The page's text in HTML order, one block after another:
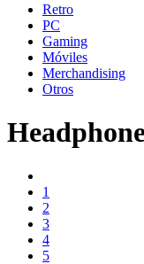
Retro
PC
Gaming
Móviles
Merchandising
Otros
1
2
3
4
5